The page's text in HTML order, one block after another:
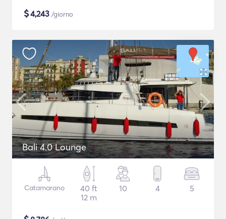
$4,243 /giorno
Bali 4.0 Lounge
Catamarano
40 ft
12 m
10 4 5